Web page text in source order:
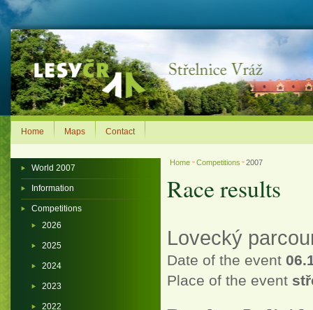
Home > Competitions > 2007
Race results
Lovecký
Date of the event
Place of the event
World 2007
Information
Competitions
2026
2025
2024
2023
2022
Home Maps Contact